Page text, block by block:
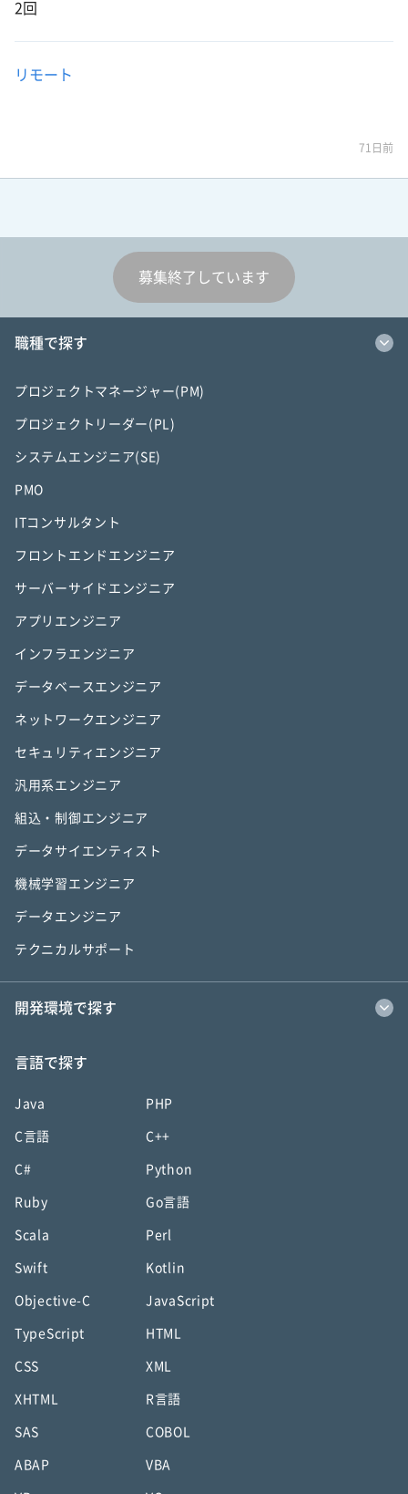
2回
リモート
71日前
募集終了しています
職種で探す
プロジェクトマネージャー(PM)
プロジェクトリーダー(PL)
システムエンジニア(SE)
PMO
ITコンサルタント
フロントエンドエンジニア
サーバーサイドエンジニア
アプリエンジニア
インフラエンジニア
データベースエンジニア
ネットワークエンジニア
セキュリティエンジニア
汎用系エンジニア
組込・制御エンジニア
データサイエンティスト
機械学習エンジニア
データエンジニア
テクニカルサポート
開発環境で探す
言語で探す
Java PHP
C言語 C++
C# Python
Ruby Go言語
Scala Perl
Swift Kotlin
Objective-C JavaScript
TypeScript HTML
CSS XML
XHTML R言語
SAS COBOL
ABAP VBA